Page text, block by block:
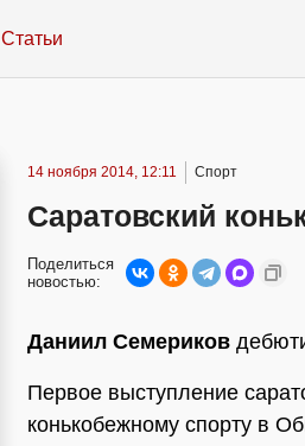
Статьи
14 ноября 2014, 12:11 Спорт
Саратовский
Поделиться
новостью:
Даниил Семериков
Первое выступление
конькобежному спорту в